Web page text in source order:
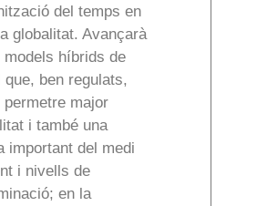
del temps en
globalitat. Avançarà
models híbrids de
que, ben regulats,
permetre major
i també una
important del medi
i nivells de
en la